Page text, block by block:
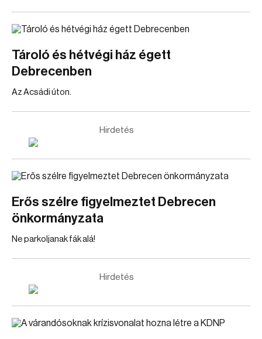
Tároló és hétvégi ház égett
Debrecenben
Az Acsádi úton.
Hirdetés
Erős szélre figyelmeztet Debrecen
önkormányzata
Ne parkoljanak fák alá!
Hirdetés